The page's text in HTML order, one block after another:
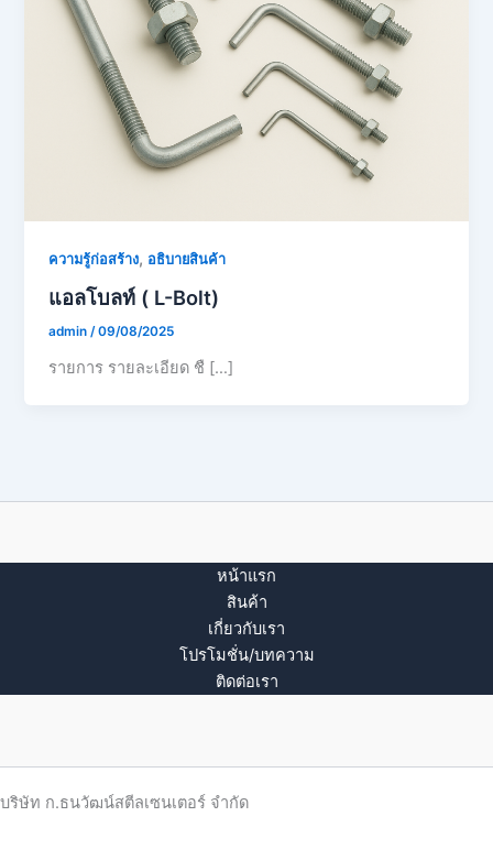
ความรู้ก่อสร้าง, อธิบายสินค้า
แอลโบลท์ ( L-Bolt)
admin /09/08/2025
รายการ รายละเอียด ชื […]
หน้าแรก
สินค้า
เกี่ยวกับเรา
โปรโมชั่น/บทความ
ติดต่อเรา
บริษัท ก.ธนวัฒน์สตีลเซนเตอร์ จำกัด